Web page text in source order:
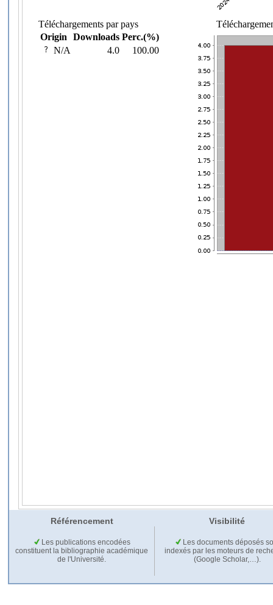
Référencement Visibilité
Les publications encodées
constituent la bibliographie académique
de l'Université.
Les documents déposés
indexés par les moteurs de
(Google Scholar,…).